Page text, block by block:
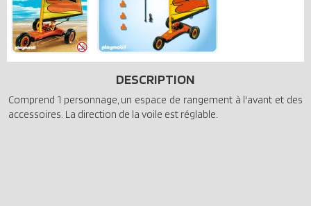
DESCRIPTION
Comprend 1 personnage, un espace de rangement à l'avant et des
accessoires. La direction de la voile est réglable.